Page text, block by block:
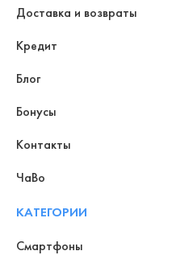
Доставка и возвраты
Кредит
Блог
Бонусы
Контакты
ЧаВо
КАТЕГОРИИ
Смартфоны